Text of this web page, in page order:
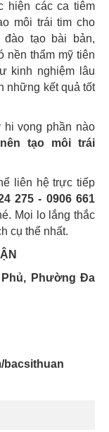
hiện các ca tiêm
môi trái tim cho
tạo bài bản,
nền thẩm mỹ tiên
kinh nghiệm lâu
những kết quả tốt
hi vọng phần nào
tạo môi trái
liên hệ trực tiếp
275 - 0906 661
Mọi lo lắng thắc
cụ thể nhất.
Phường Đa
bacsithuan